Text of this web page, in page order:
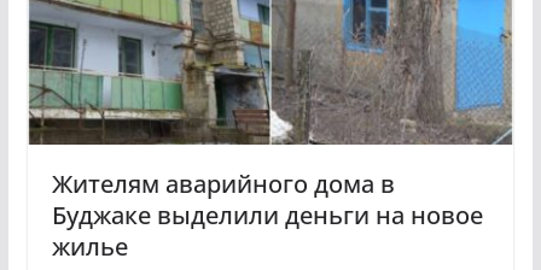
Жителям аварийного дома в
Буджаке выделили деньги на новое
жилье